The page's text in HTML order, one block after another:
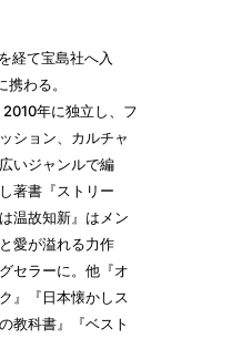
経て宝島社へ入
わる。
年に独立し、フ
ション、カルチャ
いジャンルで編
著書『ストリー
温故知新』はメン
愛が溢れる力作
セラーに。他『オ
』『日本懐かしス
教科書』『ベスト